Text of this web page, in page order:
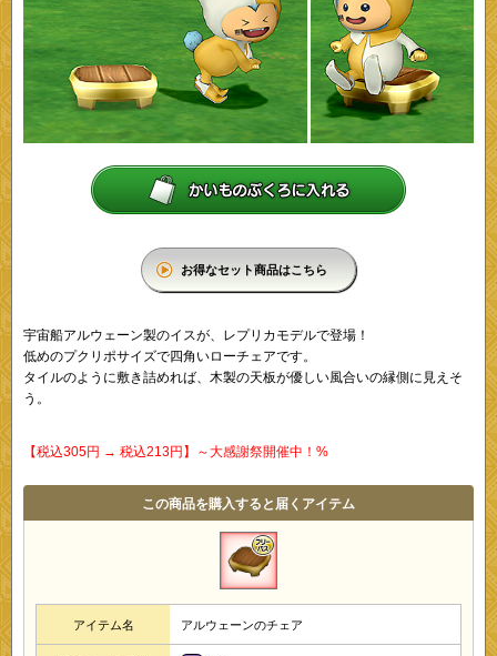
お得なセット商品はこちら
宇宙船アルウェーン製のイスが、レプリカモデルで登場！
低めのプクリポサイズで四角いローチェアです。
タイルのように敷き詰めれば、木製の天板が優しい風合いの縁側に見えそ
う。
【税込305円 → 税込213円】～大感謝祭開催中！%
この商品を購入すると届くアイテム
アイテム名 アルウェーンのチェア